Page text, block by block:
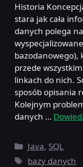
Historia
stara jak cała
danych polega
bazodanowego),
przede
linkach do nich.
sposób opisania
Kolejnym
danych …
Kategorie
Java, SQL
Tagi
bazy danych